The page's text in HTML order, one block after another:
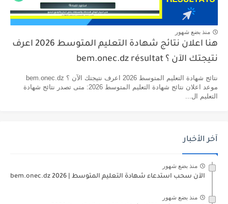
منذ بضع شهور
هنا اعلان نتائج شهادة التعليم المتوسط 2026 اعرف
نتيجتك الآن ؟ bem.onec.dz résultat
نتائج شهادة التعليم المتوسط 2026 اعرف نتيجتك الآن ؟ bem.onec.dz
موعد اعلان نتائج شهادة التعليم المتوسط 2026: متى تصدر نتائج شهادة
التعليم ال...
آخر الأخبار
منذ بضع شهور
الآن سحب استدعاء شهادة التعليم المتوسط | 2026 bem.onec.dz
منذ بضع شهور